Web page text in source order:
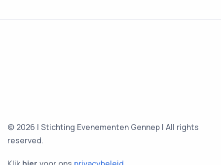
© 2026 | Stichting Evenementen Gennep | All rights
reserved.